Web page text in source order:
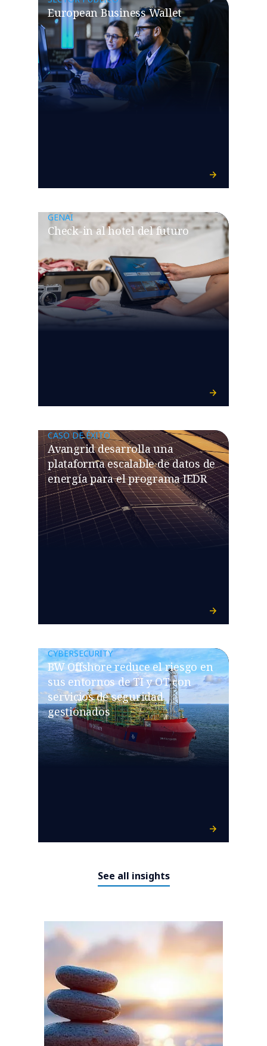
European Business Wallet
GENAI
Check-in al hotel del futuro
CASO DE ÉXITO
Avangrid desarrolla una
plataforma escalable de datos de
energía para el programa IEDR
CYBERSECURITY
BW Offshore reduce el riesgo en
sus entornos de TI y OT con
servicios de seguridad
gestionados
See all insights